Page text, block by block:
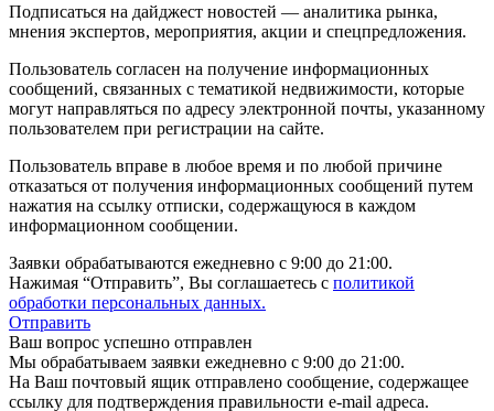
Подписаться на дайджест новостей — аналитика рынка,
мнения экспертов, мероприятия, акции и спецпредложения.
Пользователь согласен на получение информационных
сообщений, связанных с тематикой недвижимости, которые
могут направляться по адресу электронной почты, указанному
пользователем при регистрации на сайте.
Пользователь вправе в любое время и по любой причине
отказаться от получения информационных сообщений путем
нажатия на ссылку отписки, содержащуюся в каждом
информационном сообщении.
Заявки обрабатываются ежедневно с 9:00 до 21:00.
Нажимая “Отправить”, Вы соглашаетесь с политикой
обработки персональных данных.
Отправить
Ваш вопрос успешно отправлен
Мы обрабатываем заявки ежедневно с 9:00 до 21:00.
На Ваш почтовый ящик отправлено сообщение, содержащее
ссылку для подтверждения правильности e-mail адреса.